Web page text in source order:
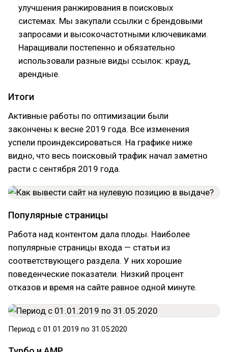
улучшения ранжирования в поисковых
системах. Мы закупали ссылки с брендовыми
запросами и высокочастотными ключевиками.
Наращивали постепенно и обязательно
использовали разные виды ссылок: крауд,
арендные.
Итоги
Активные работы по оптимизации были
закончены к весне 2019 года. Все изменения
успели проиндексироваться. На графике ниже
видно, что весь поисковый трафик начал заметно
расти с сентября 2019 года.
Популярные страницы
Работа над контентом дала плоды. Наиболее
популярные страницы входа — статьи из
соответствующего раздела. У них хорошие
поведенческие показатели. Низкий процент
отказов и время на сайте равное одной минуте.
Период с 01.01.2019 по 31.05.2020